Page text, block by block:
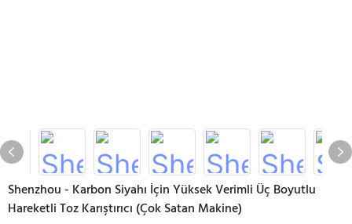
Shenzhou - Karbon Siyahı İçin Yüksek Verimli Üç Boyutlu
Hareketli Toz Karıştırıcı (Çok Satan Makine)